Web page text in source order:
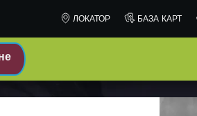
ЛОКАТОР БАЗА КАРТ